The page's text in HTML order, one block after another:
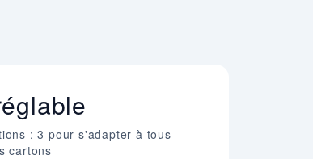
: 3 pour s'adapter à tous
cartons